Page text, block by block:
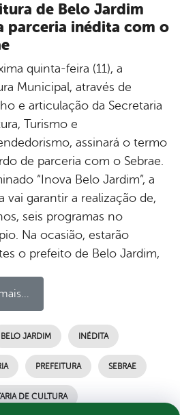
de Belo Jardim
parceria inédita com o
quinta-feira (11), a
Municipal, através de
e articulação da Secretaria
Turismo e
assinará o termo
de parceria com o Sebrae.
“Inova Belo Jardim”, a
vai garantir a realização de,
seis programas no
Na ocasião, estarão
o prefeito de Belo Jardim,
BELO JARDIM INÉDITA
PREFEITURA SEBRAE
DE CULTURA